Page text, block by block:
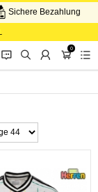
Sichere Bezahlung
󰂱 󰂨 󰃳
0
󰃦 󰃖